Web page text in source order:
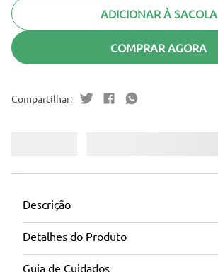
ADICIONAR À SACOLA
COMPRAR AGORA
Descrição
Detalhes do Produto
Guia de Cuidados